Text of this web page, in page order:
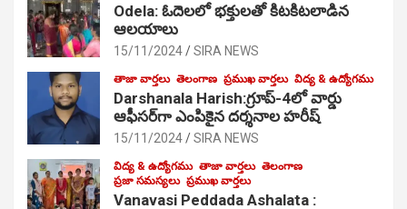
Odela: ఓదెల‌లో భక్తులతో కిటకిటలాడిన
ఆల‌యాలు
15/11/2024 SIRA NEWS
తాజా వార్తలు తెలంగాణ ప్రముఖ వార్తలు విద్య & ఉద్యోగము
Darshanala Harish:గ్రూప్-4లో వార్డు
ఆఫీసర్‌గా ఎంపికైన దర్శనాల హరీష్
15/11/2024 SIRA NEWS
విద్య & ఉద్యోగము తాజా వార్తలు తెలంగాణ
ప్రజా సమస్యలు ప్రముఖ వార్తలు
Vanavasi Peddada Ashalata :